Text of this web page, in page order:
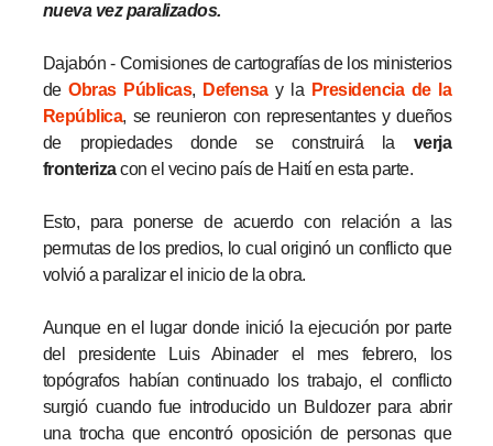
nueva vez paralizados.
Dajabón - Comisiones de cartografías de los ministerios
deObras Públicas, Defensay la Presidencia de la
República, se reunieron con representantes y dueños
de propiedades donde se construirá la verja
fronterizacon el vecino país de Haití en esta parte.
Esto, para ponerse de acuerdo con relación a las
permutas de los predios, lo cual originó un conflicto que
volvió a paralizar el inicio de la obra.
Aunque en el lugar donde inició la ejecución por parte
del presidente Luis Abinader el mes febrero, los
topógrafos habían continuado los trabajo, el conflicto
surgió cuando fue introducido un Buldozer para abrir
una trocha que encontró oposición de personas que